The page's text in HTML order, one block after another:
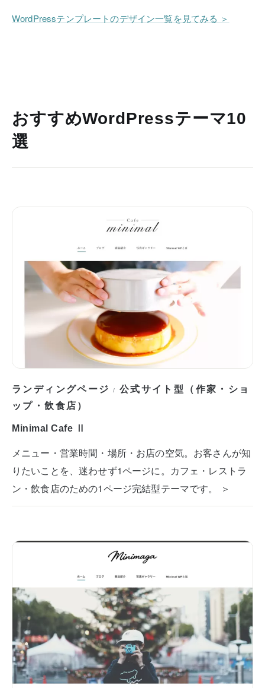
WordPressテンプレートのデザイン一覧を見てみる ＞
おすすめWordPressテーマ10
選
ランディングページ / 公式サイト型（作家・ショ
ップ・飲食店）
Minimal Cafe Ⅱ
メニュー・営業時間・場所・お店の空気。お客さんが知
りたいことを、迷わせず1ページに。カフェ・レストラ
ン・飲食店のための1ページ完結型テーマです。 ＞